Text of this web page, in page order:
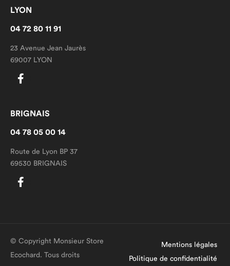
LYON
04 72 80 11 91
23 Avenue Jean Jaurès
69007 LYON
BRIGNAIS
04 78 05 00 14
Route de Lyon BP 37
69530 BRIGNAIS
© Copyright Monsieur Store
Ecochard. Tous droits
Mentions légales
Politique de confidentialité